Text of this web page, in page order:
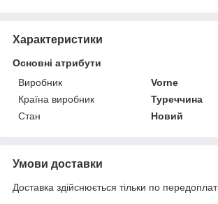
Характеристики
Основні атрибути
Виробник
Vorne
Країна виробник
Туреччина
Стан
Новий
Умови доставки
Доставка здійснюється тільки по